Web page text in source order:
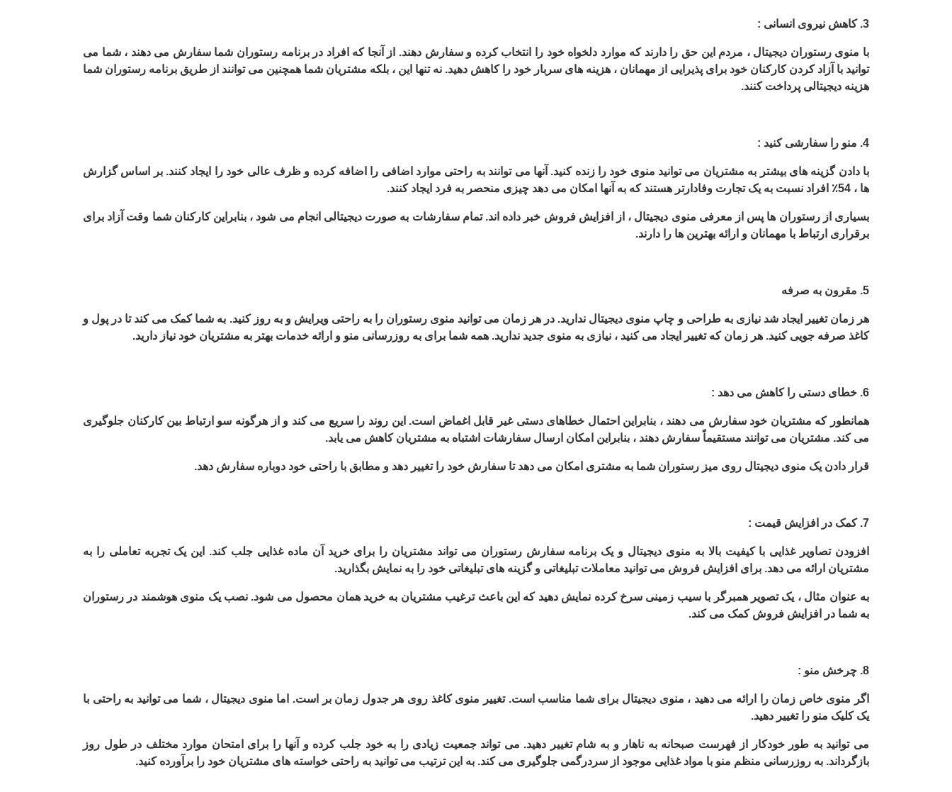
3. کاهش نیروی انسانی :
با منوی رستوران دیجیتال ، مردم این حق را دارند که موارد دلخواه خود را انتخاب کرده و سفارش دهند. از آنجا که افراد در برنامه رستوران شما سفارش می دهند ، شما می
توانید با آزاد کردن کارکنان خود برای پذیرایی از مهمانان ، هزینه های سربار خود را کاهش دهید. نه تنها این ، بلکه مشتریان شما همچنین می توانند از طریق برنامه رستوران شما
هزینه دیجیتالی پرداخت کنند.
4. منو را سفارشی کنید :
با دادن گزینه های بیشتر به مشتریان می توانید منوی خود را زنده کنید. آنها می توانند به راحتی موارد اضافی را اضافه کرده و ظرف عالی خود را ایجاد کنند. بر اساس گزارش
ها ، 54٪ افراد نسبت به یک تجارت وفادارتر هستند که به آنها امکان می دهد چیزی منحصر به فرد ایجاد کنند.
بسیاری از رستوران ها پس از معرفی منوی دیجیتال ، از افزایش فروش خبر داده اند. تمام سفارشات به صورت دیجیتالی انجام می شود ، بنابراین کارکنان شما وقت آزاد برای
برقراری ارتباط با مهمانان و ارائه بهترین ها را دارند.
5. مقرون به صرفه
هر زمان تغییر ایجاد شد نیازی به طراحی و چاپ منوی دیجیتال ندارید. در هر زمان می توانید منوی رستوران را به راحتی ویرایش و به روز کنید. به شما کمک می کند تا در پول و
کاغذ صرفه جویی کنید. هر زمان که تغییر ایجاد می کنید ، نیازی به منوی جدید ندارید. همه شما برای به روزرسانی منو و ارائه خدمات بهتر به مشتریان خود نیاز دارید.
6. خطای دستی را کاهش می دهد :
همانطور که مشتریان خود سفارش می دهند ، بنابراین احتمال خطاهای دستی غیر قابل اغماض است. این روند را سریع می کند و از هرگونه سو ارتباط بین کارکنان جلوگیری
می کند. مشتریان می توانند مستقیماً سفارش دهند ، بنابراین امکان ارسال سفارشات اشتباه به مشتریان کاهش می یابد.
قرار دادن یک منوی دیجیتال روی میز رستوران شما به مشتری امکان می دهد تا سفارش خود را تغییر دهد و مطابق با راحتی خود دوباره سفارش دهد.
7. کمک در افزایش قیمت :
افزودن تصاویر غذایی با کیفیت بالا به منوی دیجیتال و یک برنامه سفارش رستوران می تواند مشتریان را برای خرید آن ماده غذایی جلب کند. این یک تجربه تعاملی را به
مشتریان ارائه می دهد. برای افزایش فروش می توانید معاملات تبلیغاتی و گزینه های تبلیغاتی خود را به نمایش بگذارید.
به عنوان مثال ، یک تصویر همبرگر با سیب زمینی سرخ کرده نمایش دهید که این باعث ترغیب مشتریان به خرید همان محصول می شود. نصب یک منوی هوشمند در رستوران
به شما در افزایش فروش کمک می کند.
8. چرخش منو :
اگر منوی خاص زمان را ارائه می دهید ، منوی دیجیتال برای شما مناسب است. تغییر منوی کاغذ روی هر جدول زمان بر است. اما منوی دیجیتال ، شما می توانید به راحتی با
یک کلیک منو را تغییر دهید.
می توانید به طور خودکار از فهرست صبحانه به ناهار و به شام ​​تغییر دهید. می تواند جمعیت زیادی را به خود جلب کرده و آنها را برای امتحان موارد مختلف در طول روز
بازگرداند. به روزرسانی منظم منو با مواد غذایی موجود از سردرگمی جلوگیری می کند. به این ترتیب می توانید به راحتی خواسته های مشتریان خود را برآورده کنید.